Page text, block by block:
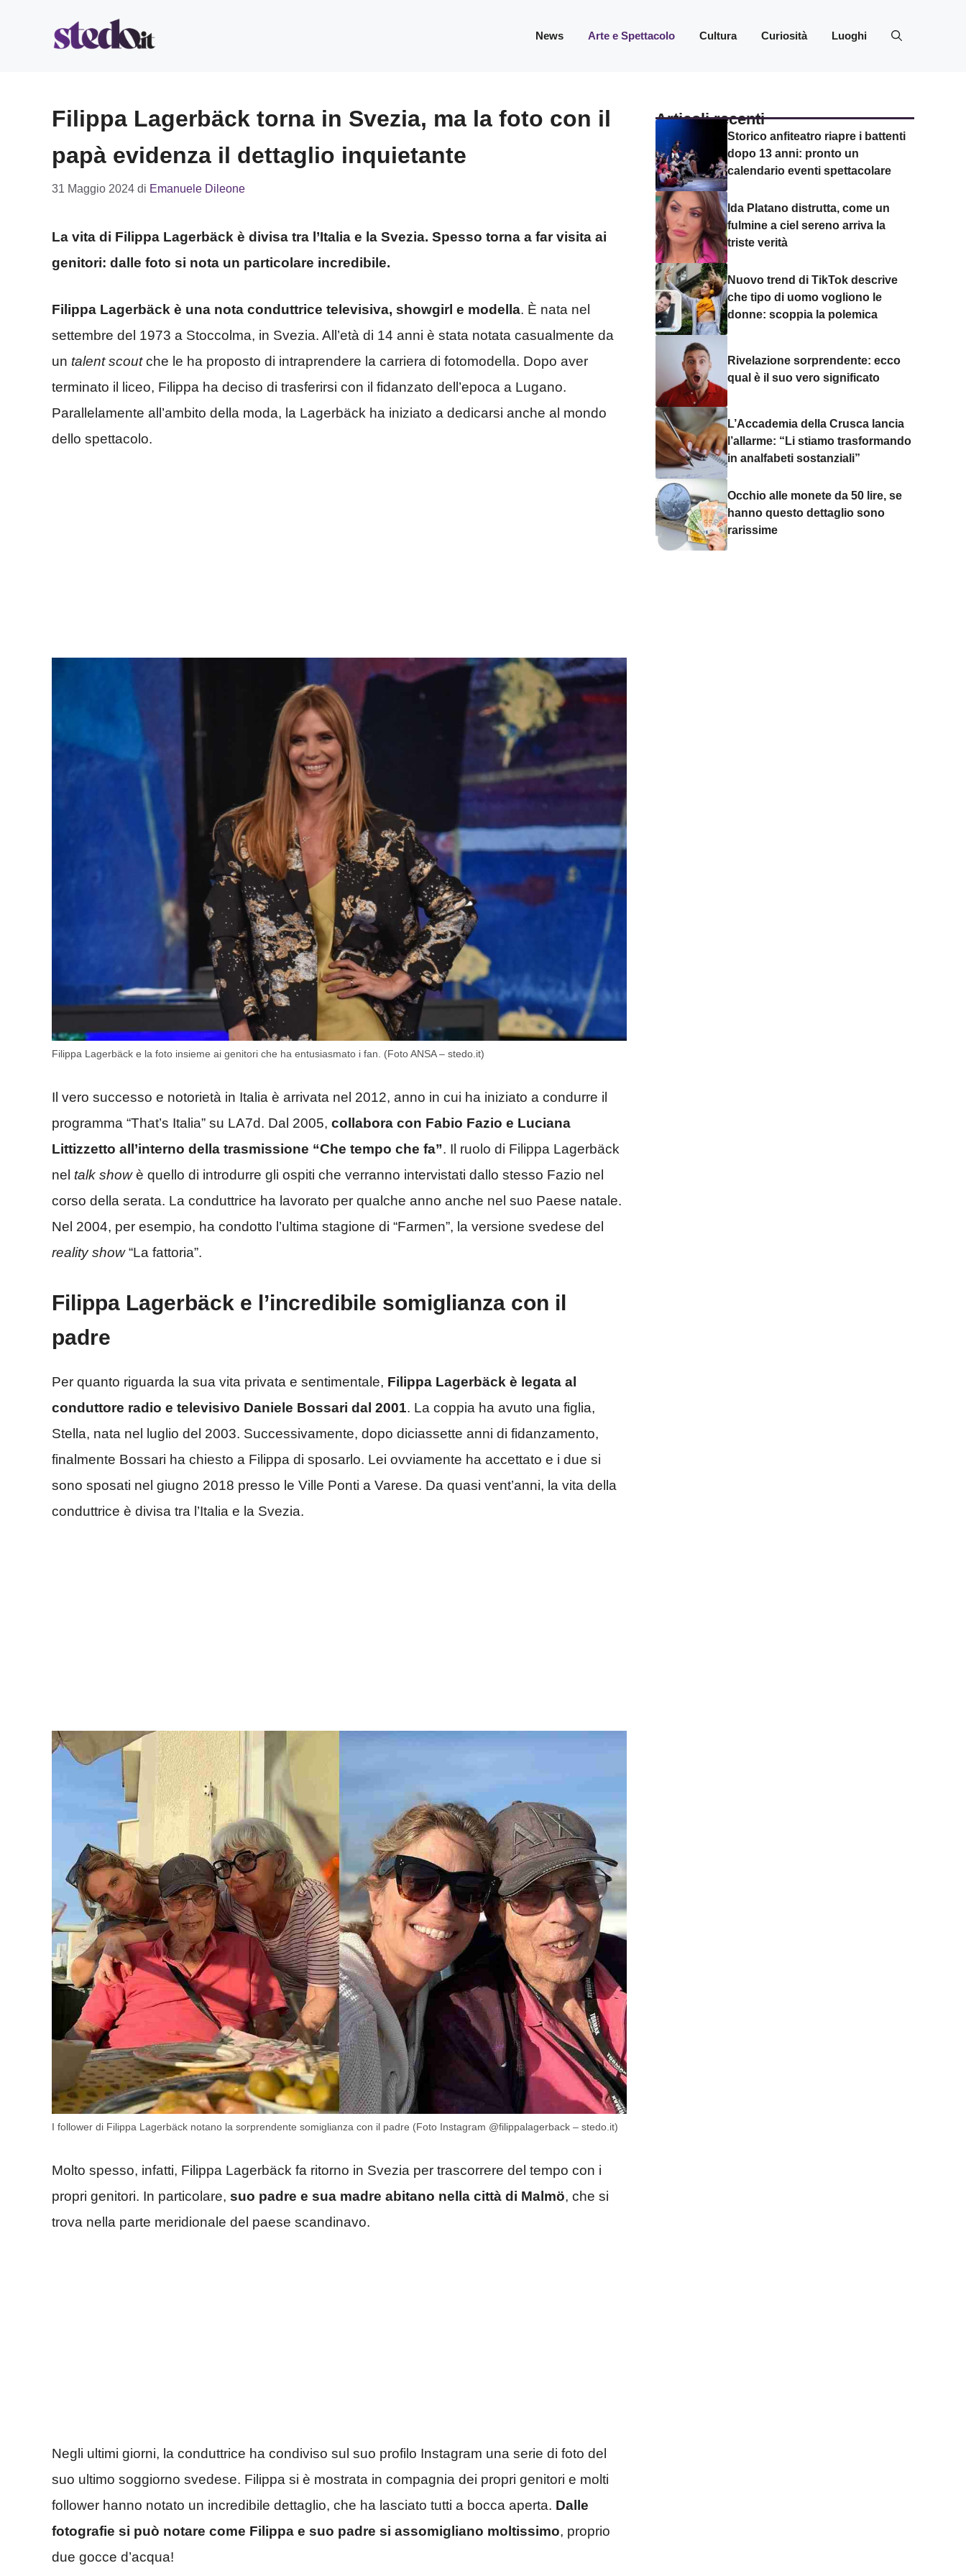
News Arte e Spettacolo Cultura Curiosità Luoghi
Filippa Lagerbäck torna in Svezia, ma la foto con il
papà evidenza il dettaglio inquietante
31 Maggio 2024 di Emanuele Dileone
La vita di Filippa Lagerbäck è divisa tra l’Italia e la Svezia. Spesso torna a far visita ai
genitori: dalle foto si nota un particolare incredibile.
Filippa Lagerbäck è una nota conduttrice televisiva, showgirl e modella. È nata nel
settembre del 1973 a Stoccolma, in Svezia. All’età di 14 anni è stata notata casualmente da
un talent scoutche le ha proposto di intraprendere la carriera di fotomodella. Dopo aver
terminato il liceo, Filippa ha deciso di trasferirsi con il fidanzato dell’epoca a Lugano.
Parallelamente all’ambito della moda, la Lagerbäck ha iniziato a dedicarsi anche al mondo
dello spettacolo.
Filippa Lagerbäck e la foto insieme ai genitori che ha entusiasmato i fan. (Foto ANSA – stedo.it)
Il vero successo e notorietà in Italia è arrivata nel 2012, anno in cui ha iniziato a condurre il
programma “That’s Italia” su LA7d. Dal 2005, collabora con Fabio Fazio e Luciana
Littizzetto all’interno della trasmissione “Che tempo che fa”. Il ruolo di Filippa Lagerbäck
nel talk showè quello di introdurre gli ospiti che verranno intervistati dallo stesso Fazio nel
corso della serata. La conduttrice ha lavorato per qualche anno anche nel suo Paese natale.
Nel 2004, per esempio, ha condotto l’ultima stagione di “Farmen”, la versione svedese del
reality show“La fattoria”.
Filippa Lagerbäck e l’incredibile somiglianza con il
padre
Per quanto riguarda la sua vita privata e sentimentale, Filippa Lagerbäck è legata al
conduttore radio e televisivo Daniele Bossari dal 2001. La coppia ha avuto una figlia,
Stella, nata nel luglio del 2003. Successivamente, dopo diciassette anni di fidanzamento,
finalmente Bossari ha chiesto a Filippa di sposarlo. Lei ovviamente ha accettato e i due si
sono sposati nel giugno 2018 presso le Ville Ponti a Varese. Da quasi vent’anni, la vita della
conduttrice è divisa tra l’Italia e la Svezia.
I follower di Filippa Lagerbäck notano la sorprendente somiglianza con il padre (Foto Instagram @filippalagerback – stedo.it)
Molto spesso, infatti, Filippa Lagerbäck fa ritorno in Svezia per trascorrere del tempo con i
propri genitori. In particolare, suo padre e sua madre abitano nella città di Malmö, che si
trova nella parte meridionale del paese scandinavo.
Negli ultimi giorni, la conduttrice ha condiviso sul suo profilo Instagram una serie di foto del
suo ultimo soggiorno svedese. Filippa si è mostrata in compagnia dei propri genitori e molti
follower hanno notato un incredibile dettaglio, che ha lasciato tutti a bocca aperta. Dalle
fotografie si può notare come Filippa e suo padre si assomigliano moltissimo, proprio
due gocce d’acqua!
Articoli recenti
Storico anfiteatro riapre i battenti
dopo 13 anni: pronto un
calendario eventi spettacolare
Ida Platano distrutta, come un
fulmine a ciel sereno arriva la
triste verità
Nuovo trend di TikTok descrive
che tipo di uomo vogliono le
donne: scoppia la polemica
Rivelazione sorprendente: ecco
qual è il suo vero significato
L’Accademia della Crusca lancia
l’allarme: “Li stiamo trasformando
in analfabeti sostanziali”
Occhio alle monete da 50 lire, se
hanno questo dettaglio sono
rarissime